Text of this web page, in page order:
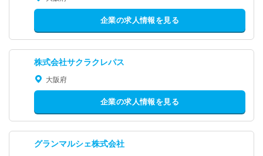
企業の求人情報を見る
株式会社サクラクレパス
大阪府
企業の求人情報を見る
グランマルシェ株式会社